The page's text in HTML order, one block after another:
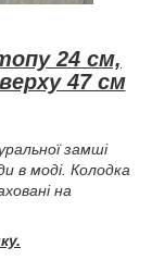
24 см,
47 см
замші
в моді. Колодка
на